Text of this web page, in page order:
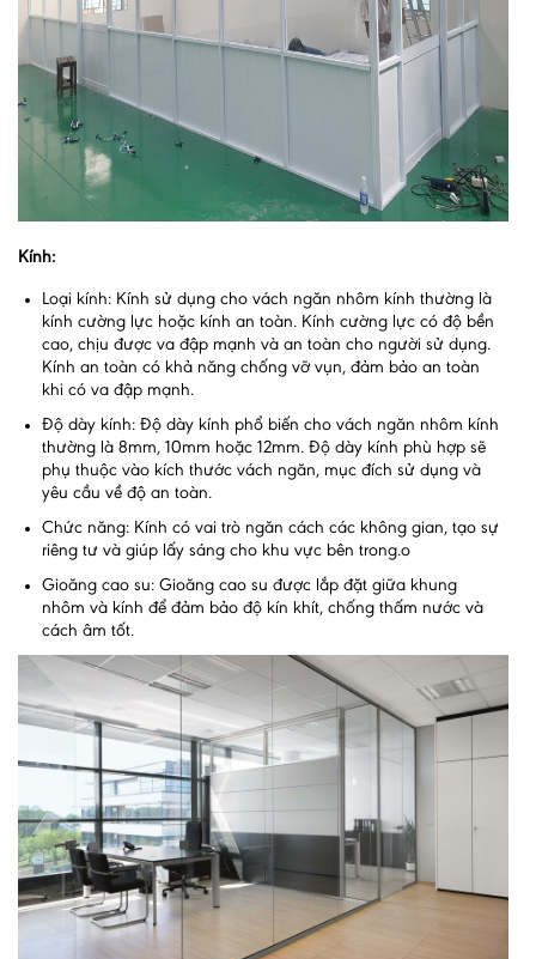
Kính:
Loại kính: Kính sử dụng cho vách ngăn nhôm kính thường là
kính cường lực hoặc kính an toàn. Kính cường lực có độ bền
cao, chịu được va đập mạnh và an toàn cho người sử dụng.
Kính an toàn có khả năng chống vỡ vụn, đảm bảo an toàn
khi có va đập mạnh.
Độ dày kính: Độ dày kính phổ biến cho vách ngăn nhôm kính
thường là 8mm, 10mm hoặc 12mm. Độ dày kính phù hợp sẽ
phụ thuộc vào kích thước vách ngăn, mục đích sử dụng và
yêu cầu về độ an toàn.
Chức năng: Kính có vai trò ngăn cách các không gian, tạo sự
riêng tư và giúp lấy sáng cho khu vực bên trong.o
Gioăng cao su: Gioăng cao su được lắp đặt giữa khung
nhôm và kính để đảm bảo độ kín khít, chống thấm nước và
cách âm tốt.